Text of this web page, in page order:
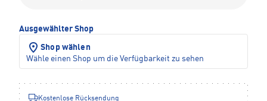
Ausgewählter Shop
Shop wählen
Wähle einen Shop um die Verfügbarkeit zu sehen
Kostenlose Rücksendung